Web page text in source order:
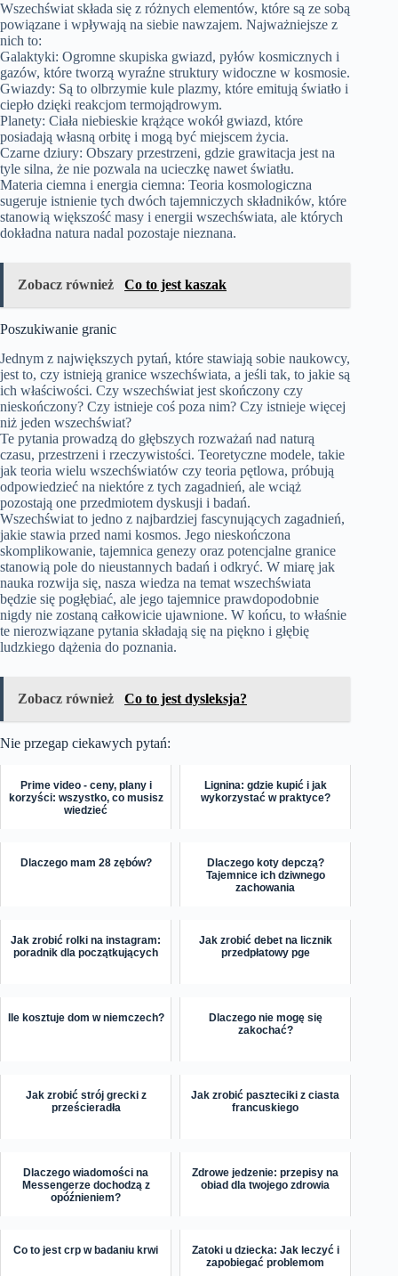
Wszechświat składa się z różnych elementów, które są ze sobą
powiązane i wpływają na siebie nawzajem. Najważniejsze z
nich to:
Galaktyki: Ogromne skupiska gwiazd, pyłów kosmicznych i
gazów, które tworzą wyraźne struktury widoczne w kosmosie.
Gwiazdy: Są to olbrzymie kule plazmy, które emitują światło i
ciepło dzięki reakcjom termojądrowym.
Planety: Ciała niebieskie krążące wokół gwiazd, które
posiadają własną orbitę i mogą być miejscem życia.
Czarne dziury: Obszary przestrzeni, gdzie grawitacja jest na
tyle silna, że nie pozwala na ucieczkę nawet światłu.
Materia ciemna i energia ciemna: Teoria kosmologiczna
sugeruje istnienie tych dwóch tajemniczych składników, które
stanowią większość masy i energii wszechświata, ale których
dokładna natura nadal pozostaje nieznana.
Zobacz również Co to jest kaszak
Poszukiwanie granic
Jednym z największych pytań, które stawiają sobie naukowcy,
jest to, czy istnieją granice wszechświata, a jeśli tak, to jakie są
ich właściwości. Czy wszechświat jest skończony czy
nieskończony? Czy istnieje coś poza nim? Czy istnieje więcej
niż jeden wszechświat?
Te pytania prowadzą do głębszych rozważań nad naturą
czasu, przestrzeni i rzeczywistości. Teoretyczne modele, takie
jak teoria wielu wszechświatów czy teoria pętlowa, próbują
odpowiedzieć na niektóre z tych zagadnień, ale wciąż
pozostają one przedmiotem dyskusji i badań.
Wszechświat to jedno z najbardziej fascynujących zagadnień,
jakie stawia przed nami kosmos. Jego nieskończona
skomplikowanie, tajemnica genezy oraz potencjalne granice
stanowią pole do nieustannych badań i odkryć. W miarę jak
nauka rozwija się, nasza wiedza na temat wszechświata
będzie się pogłębiać, ale jego tajemnice prawdopodobnie
nigdy nie zostaną całkowicie ujawnione. W końcu, to właśnie
te nierozwiązane pytania składają się na piękno i głębię
ludzkiego dążenia do poznania.
Zobacz również Co to jest dysleksja?
Nie przegap ciekawych pytań:
Prime video - ceny, plany i
korzyści: wszystko, co musisz
wiedzieć
Lignina: gdzie kupić i jak
wykorzystać w praktyce?
Dlaczego mam 28 zębów?
Dlaczego koty depczą?
Tajemnice ich dziwnego
zachowania
Jak zrobić rolki na instagram:
poradnik dla początkujących
Jak zrobić debet na licznik
przedpłatowy pge
Ile kosztuje dom w niemczech?
Dlaczego nie mogę się
zakochać?
Jak zrobić strój grecki z
prześcieradła
Jak zrobić paszteciki z ciasta
francuskiego
Dlaczego wiadomości na
Messengerze dochodzą z
opóźnieniem?
Zdrowe jedzenie: przepisy na
obiad dla twojego zdrowia
Co to jest crp w badaniu krwi
Zatoki u dziecka: Jak leczyć i
zapobiegać problemom